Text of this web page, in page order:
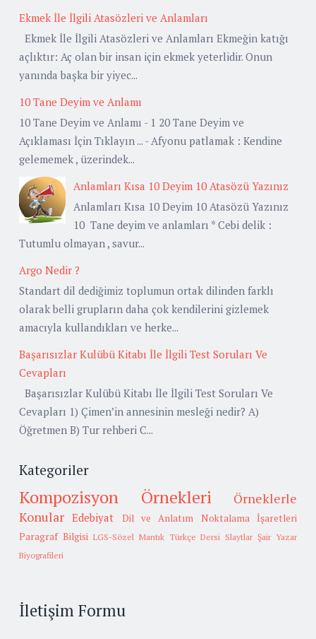
Ekmek İle İlgili Atasözleri ve Anlamları
Ekmek İle İlgili Atasözleri ve Anlamları Ekmeğin katığı
açlıktır: Aç olan bir insan için ekmek yeterlidir. Onun
yanında başka bir yiyec...
10 Tane Deyim ve Anlamı
10 Tane Deyim ve Anlamı - 1 20 Tane Deyim ve
Açıklaması İçin Tıklayın ... - Afyonu patlamak : Kendine
gelememek , üzerindek...
Anlamları Kısa 10 Deyim 10 Atasözü Yazınız
Anlamları Kısa 10 Deyim 10 Atasözü Yazınız
10 Tane deyim ve anlamları * Cebi delik :
Tutumlu olmayan , savur...
Argo Nedir ?
Standart dil dediğimiz toplumun ortak dilinden farklı
olarak belli grupların daha çok kendilerini gizlemek
amacıyla kullandıkları ve herke...
Başarısızlar Kulübü Kitabı İle İlgili Test Soruları Ve
Cevapları
Başarısızlar Kulübü Kitabı İle İlgili Test Soruları Ve
Cevapları 1) Çimen’in annesinin mesleği nedir? A)
Öğretmen B) Tur rehberi C...
Kategoriler
Kompozisyon Örnekleri
Örneklerle
Konular Edebiyat Dil ve Anlatım
Noktalama İşaretleri
Paragraf Bilgisi LGS-Sözel Mantık Türkçe Dersi Slaytlar Şair Yazar
Biyografileri
İletişim Formu